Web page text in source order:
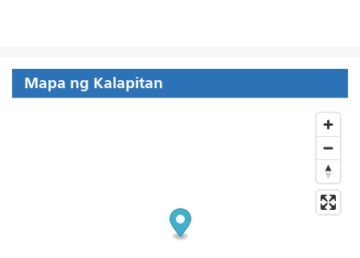
Mapa ng Kalapitan